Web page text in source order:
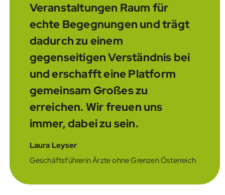
Veranstaltungen Raum für
echte Begegnungen und trägt
dadurch zu einem
gegenseitigen Verständnis bei
und erschafft eine Platform
gemeinsam Großes zu
erreichen. Wir freuen uns
immer, dabei zu sein.
Laura Leyser
Geschäftsführerin Ärzte ohne Grenzen Österreich